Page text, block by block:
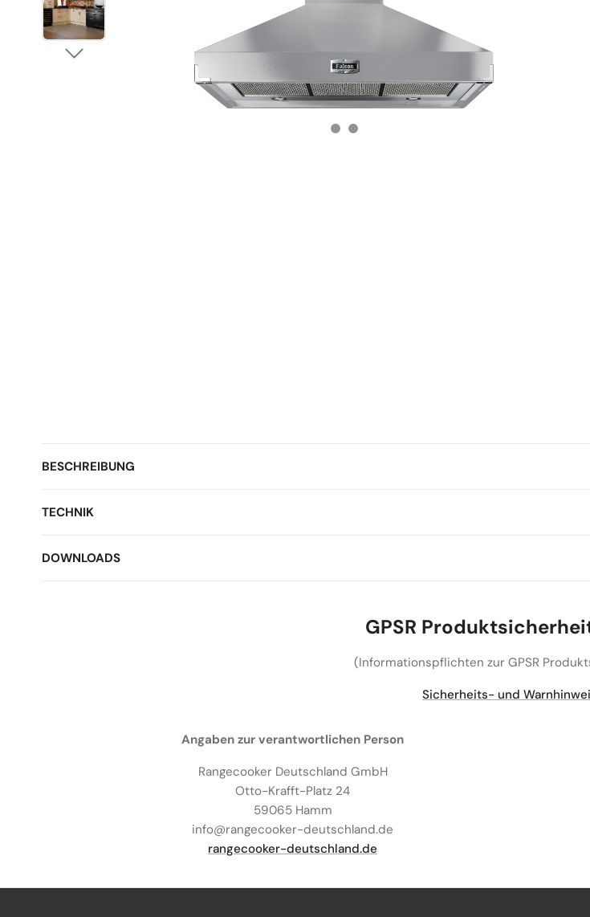
BESCHREIBUNG
TECHNIK
DOWNLOADS
GPSR
(Informationspflichten zur GPSR
Sicherheits- und
Angaben zur verantwortlichen Person
Rangecooker Deutschland GmbH
Otto-Krafft-Platz 24
59065 Hamm
info@rangecooker-deutschland.de
rangecooker-deutschland.de